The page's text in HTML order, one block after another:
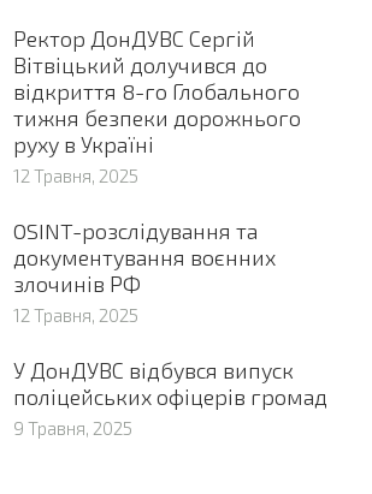
Ректор ДонДУВС Сергій
Вітвіцький долучився до
відкриття 8-го Глобального
тижня безпеки дорожнього
руху в Україні
12 Травня, 2025
OSINT-розслідування та
документування воєнних
злочинів РФ
12 Травня, 2025
У ДонДУВС відбувся випуск
поліцейських офіцерів громад
9 Травня, 2025